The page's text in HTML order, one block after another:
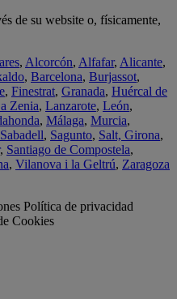
de su website o, físicamente,
, Alcorcón, Alfafar, Alicante,
, Barcelona, Burjassot,
, Finestrat, Granada, Huércal de
Zenia, Lanzarote, León,
, Málaga, Murcia,
Sabadell, Sagunto, Salt, Girona,
, Santiago de Compostela,
, Vilanova i la Geltrú, Zaragoza
Política de privacidad
Cookies